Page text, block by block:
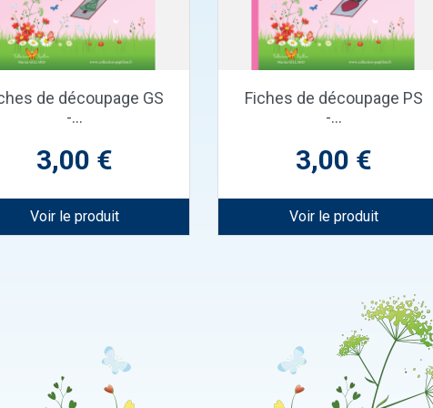
Aperçu rapide
de découpage GS
-...
Prix
3,00 €
Voir le produit
Aperçu rapide
Fiches de découpage PS
-...
Prix
3,00 €
Voir le produit